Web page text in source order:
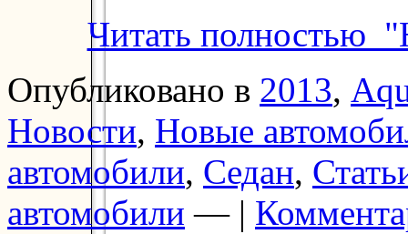
Читать полностью
Опубликовано в 2013,
Новости, Новые
автомобили, Седан,
автомобили — |